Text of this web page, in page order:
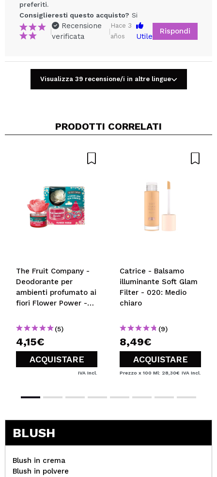
Il tuo video potrebbe essere il primo. Immaginalo...
INVIA
preferiti.
Consiglieresti questo acquisto? Si
|
Recensione
verificata
|
Hace 3
años
Utile
Rispondi
Visualizza 39 recensione/i in altre lingue
PRODOTTI CORRELATI
The Fruit Company -
Deodorante per
ambienti profumato ai
fiori Flower Power -
(5)
4,15€
ACQUISTARE
IVA Incl.
Catrice - Balsamo
illuminante Soft Glam
Filter - 020: Medio
chiaro
(9)
8,49€
ACQUISTARE
Prezzo x 100 Ml: 28,30€ IVA Incl.
BLUSH
Blush in crema
Blush in polvere